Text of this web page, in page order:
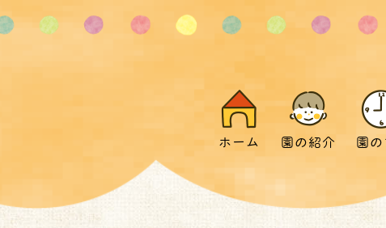
ホーム 園の紹介 園